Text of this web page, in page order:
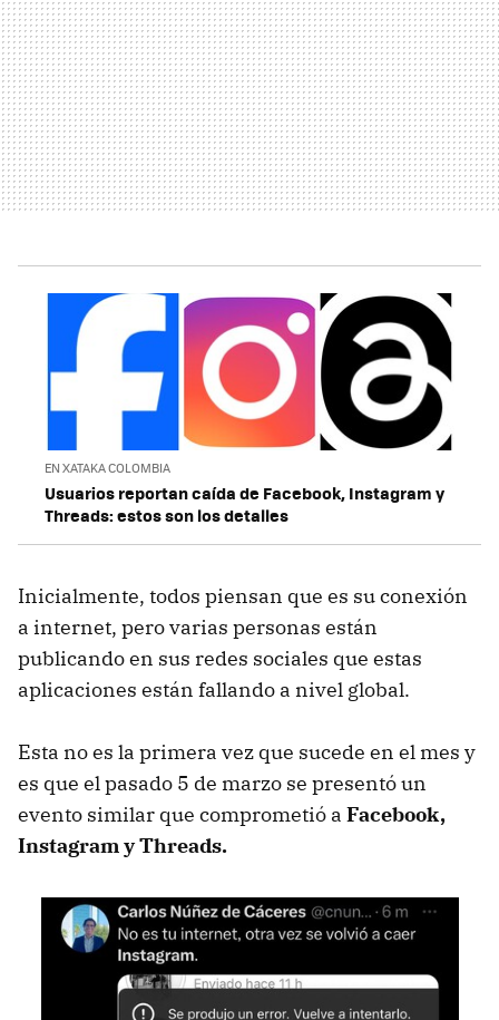
EN XATAKA COLOMBIA
Usuarios reportan caída de Facebook, Instagram y
Threads: estos son los detalles
Inicialmente, todos piensan que es su conexión
a internet, pero varias personas están
publicando en sus redes sociales que estas
aplicaciones están fallando a nivel global.
Esta no es la primera vez que sucede en el mes y
es que el pasado 5 de marzo se presentó un
evento similar que comprometió a Facebook,
Instagram y Threads.